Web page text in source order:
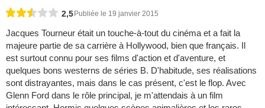
2,5 Publiée le 19 janvier 2015
Jacques Tourneur était un touche-à-tout du cinéma et a fait la
majeure partie de sa carrière à Hollywood, bien que français. Il
est surtout connu pour ses films d'action et d'aventure, et
quelques bons westerns de séries B. D'habitude, ses réalisations
sont distrayantes, mais dans le cas présent, c'est le flop. Avec
Glenn Ford dans le rôle principal, je m'attendais à un film